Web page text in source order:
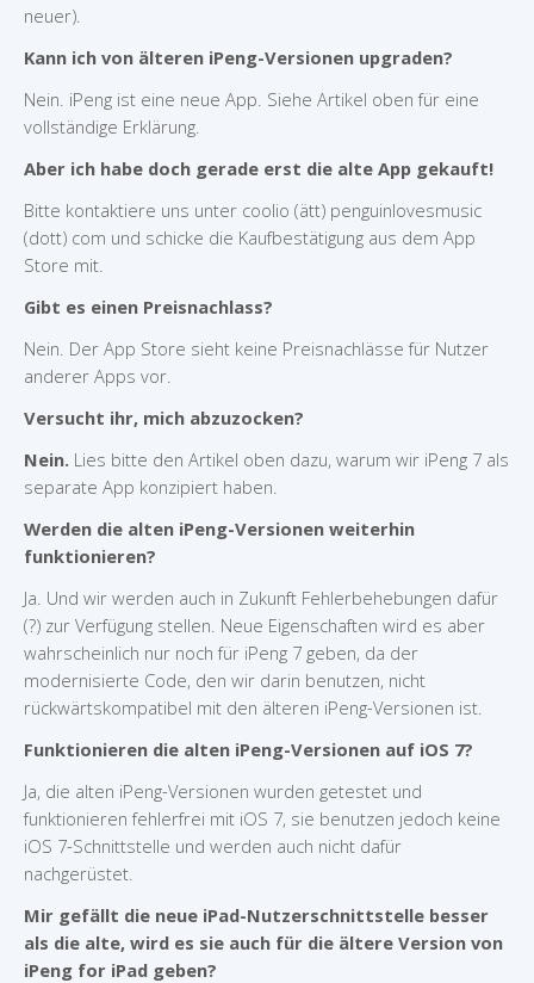
neuer).
Kann ich von älteren iPeng-Versionen upgraden?
Nein. iPeng ist eine neue App. Siehe Artikel oben für eine
vollständige Erklärung.
Aber ich habe doch gerade erst die alte App gekauft!
Bitte kontaktiere uns unter coolio (ätt) penguinlovesmusic
(dott) com und schicke die Kaufbestätigung aus dem App
Store mit.
Gibt es einen Preisnachlass?
Nein. Der App Store sieht keine Preisnachlässe für Nutzer
anderer Apps vor.
Versucht ihr, mich abzuzocken?
Nein. Lies bitte den Artikel oben dazu, warum wir iPeng 7 als
separate App konzipiert haben.
Werden die alten iPeng-Versionen weiterhin
funktionieren?
Ja. Und wir werden auch in Zukunft Fehlerbehebungen dafür
(?) zur Verfügung stellen. Neue Eigenschaften wird es aber
wahrscheinlich nur noch für iPeng 7 geben, da der
modernisierte Code, den wir darin benutzen, nicht
rückwärtskompatibel mit den älteren iPeng-Versionen ist.
Funktionieren die alten iPeng-Versionen auf iOS 7?
Ja, die alten iPeng-Versionen wurden getestet und
funktionieren fehlerfrei mit iOS 7, sie benutzen jedoch keine
iOS 7-Schnittstelle und werden auch nicht dafür
nachgerüstet.
Mir gefällt die neue iPad-Nutzerschnittstelle besser
als die alte, wird es sie auch für die ältere Version von
iPeng for iPad geben?